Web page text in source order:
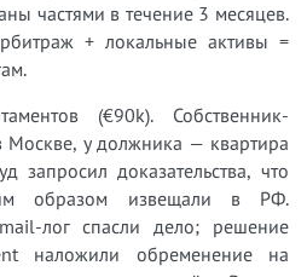
частями в течение 3 месяцев.
+ локальные активы =
(€90k). Собственник-
Москве, у должника — квартира
запросил доказательства, что
образом извещали в РФ.
лог спасли дело; решение
наложили обременение на